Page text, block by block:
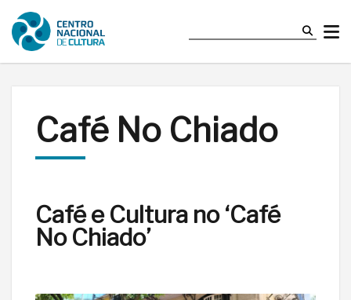
Café No Chiado
Café e Cultura no ‘Café
No Chiado’